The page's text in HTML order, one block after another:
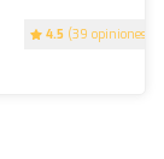
4.5 (39 opiniones)